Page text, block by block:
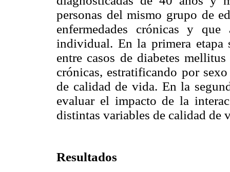
personas del mismo grupo de
enfermedades crónicas y
individual. En la primera etapa
entre casos de diabetes
crónicas, estratificando por
de calidad de vida. En la
evaluar el impacto de la
distintas variables de calidad de
Resultados